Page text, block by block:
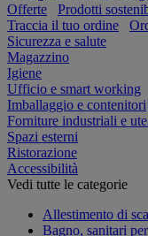
Offerte Prodotti
Traccia il tuo ordine
Sicurezza e salute
Magazzino
Igiene
Ufficio e smart working
Imballaggio e contenitori
Forniture industriali e
Spazi esterni
Ristorazione
Accessibilità
Vedi tutte le categorie
Allestimento di
Bagno, sanitari